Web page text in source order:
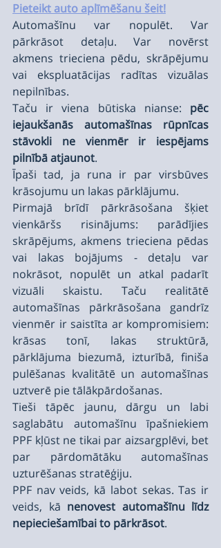
Pieteikt auto aplīmēšanu šeit!
Automašīnu var nopulēt. Var
pārkrāsot detaļu. Var novērst
akmens trieciena pēdu, skrāpējumu
vai ekspluatācijas radītas vizuālas
nepilnības.
Taču ir viena būtiska nianse: pēc
iejaukšanās automašīnas rūpnīcas
stāvokli ne vienmēr ir iespējams
pilnībā atjaunot.
Īpaši tad, ja runa ir par virsbūves
krāsojumu un lakas pārklājumu.
Pirmajā brīdī pārkrāsošana šķiet
vienkāršs risinājums: parādījies
skrāpējums, akmens trieciena pēdas
vai lakas bojājums - detaļu var
nokrāsot, nopulēt un atkal padarīt
vizuāli skaistu. Taču realitātē
automašīnas pārkrāsošana gandrīz
vienmēr ir saistīta ar kompromisiem:
krāsas tonī, lakas struktūrā,
pārklājuma biezumā, izturībā, finiša
pulēšanas kvalitātē un automašīnas
uztverē pie tālākpārdošanas.
Tieši tāpēc jaunu, dārgu un labi
saglabātu automašīnu īpašniekiem
PPF kļūst ne tikai par aizsargplēvi, bet
par pārdomātāku automašīnas
uzturēšanas stratēģiju.
PPF nav veids, kā labot sekas. Tas ir
veids, kā nenovest automašīnu līdz
nepieciešamībai to pārkrāsot.